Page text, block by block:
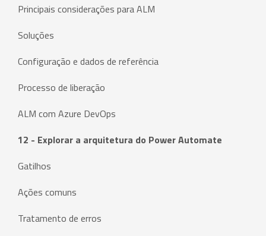
Principais considerações para ALM
Soluções
Configuração e dados de referência
Processo de liberação
ALM com Azure DevOps
12 - Explorar a arquitetura do Power Automate
Gatilhos
Ações comuns
Tratamento de erros